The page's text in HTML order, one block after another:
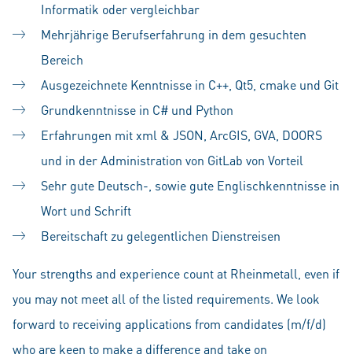
Informatik oder vergleichbar
Mehrjährige Berufserfahrung in dem gesuchten
Bereich
Ausgezeichnete Kenntnisse in C++, Qt5, cmake und Git
Grundkenntnisse in C# und Python
Erfahrungen mit xml & JSON, ArcGIS, GVA, DOORS
und in der Administration von GitLab von Vorteil
Sehr gute Deutsch-, sowie gute Englischkenntnisse in
Wort und Schrift
Bereitschaft zu gelegentlichen Dienstreisen
Your strengths and experience count at Rheinmetall, even if
you may not meet all of the listed requirements. We look
forward to receiving applications from candidates (m/f/d)
who are keen to make a difference and take on